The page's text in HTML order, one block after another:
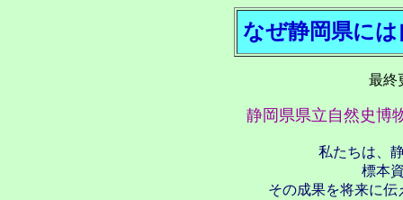
なぜ静岡県に
最終
静岡県県立自然史博
私たちは、
標本
その成果を将来に